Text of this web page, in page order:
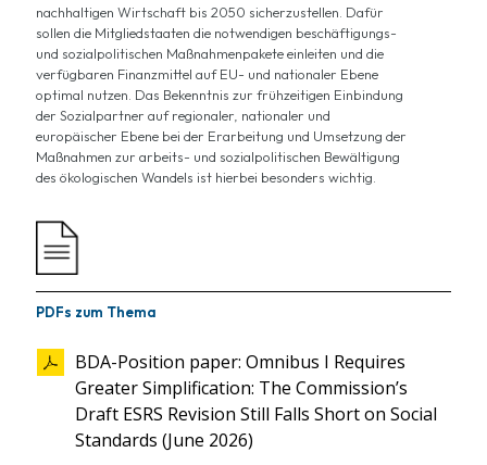
nachhaltigen Wirtschaft bis 2050 sicherzustellen. Dafür
sollen die Mitgliedstaaten die notwendigen beschäftigungs-
und sozialpolitischen Maßnahmenpakete einleiten und die
verfügbaren Finanzmittel auf EU- und nationaler Ebene
optimal nutzen. Das Bekenntnis zur frühzeitigen Einbindung
der Sozialpartner auf regionaler, nationaler und
europäischer Ebene bei der Erarbeitung und Umsetzung der
Maßnahmen zur arbeits- und sozialpolitischen Bewältigung
des ökologischen Wandels ist hierbei besonders wichtig
PDFs zum Thema
BDA-Position paper: Omnibus I Requires
Greater Simplification: The Commission’s
Draft ESRS Revision Still Falls Short on Social
Standards (June 2026)